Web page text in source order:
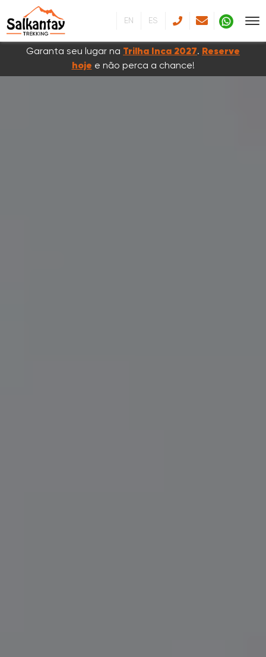
Garanta seu lugar na Trilha Inca 2027. Reserve
hoje e não perca a chance!
EN ES